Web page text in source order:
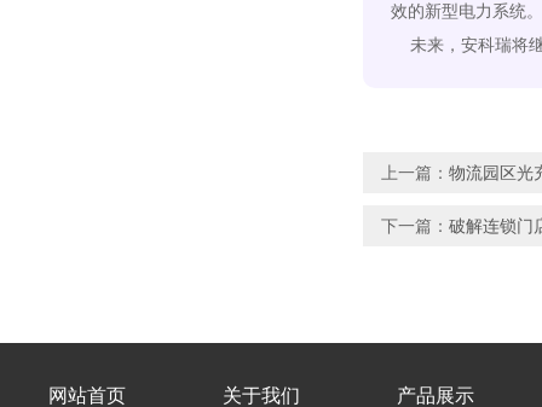
效的新型电力系统。
未来，安科瑞将
上一篇： 物流园区光
下一篇： 破解连锁门
网站首页 关于我们 产品展示